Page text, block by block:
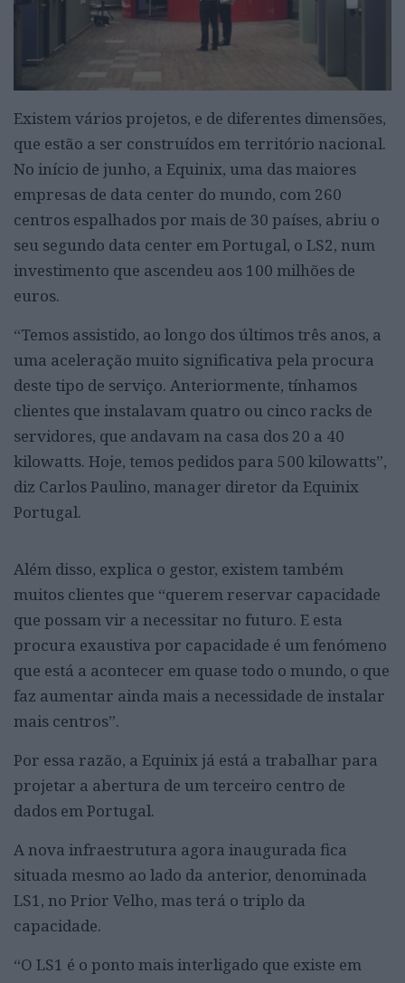
Existem vários projetos, e de diferentes dimensões,
que estão a ser construídos em território nacional.
No início de junho, a Equinix, uma das maiores
empresas de data center do mundo, com 260
centros espalhados por mais de 30 países, abriu o
seu segundo data center em Portugal, o LS2, num
investimento que ascendeu aos 100 milhões de
euros.
“Temos assistido, ao longo dos últimos três anos, a
uma aceleração muito significativa pela procura
deste tipo de serviço. Anteriormente, tínhamos
clientes que instalavam quatro ou cinco racks de
servidores, que andavam na casa dos 20 a 40
kilowatts. Hoje, temos pedidos para 500 kilowatts”,
diz Carlos Paulino, manager diretor da Equinix
Portugal.
Além disso, explica o gestor, existem também
muitos clientes que “querem reservar capacidade
que possam vir a necessitar no futuro. E esta
procura exaustiva por capacidade é um fenómeno
que está a acontecer em quase todo o mundo, o que
faz aumentar ainda mais a necessidade de instalar
mais centros”.
Por essa razão, a Equinix já está a trabalhar para
projetar a abertura de um terceiro centro de
dados em Portugal.
A nova infraestrutura agora inaugurada fica
situada mesmo ao lado da anterior, denominada
LS1, no Prior Velho, mas terá o triplo da
capacidade.
“O LS1 é o ponto mais interligado que existe em